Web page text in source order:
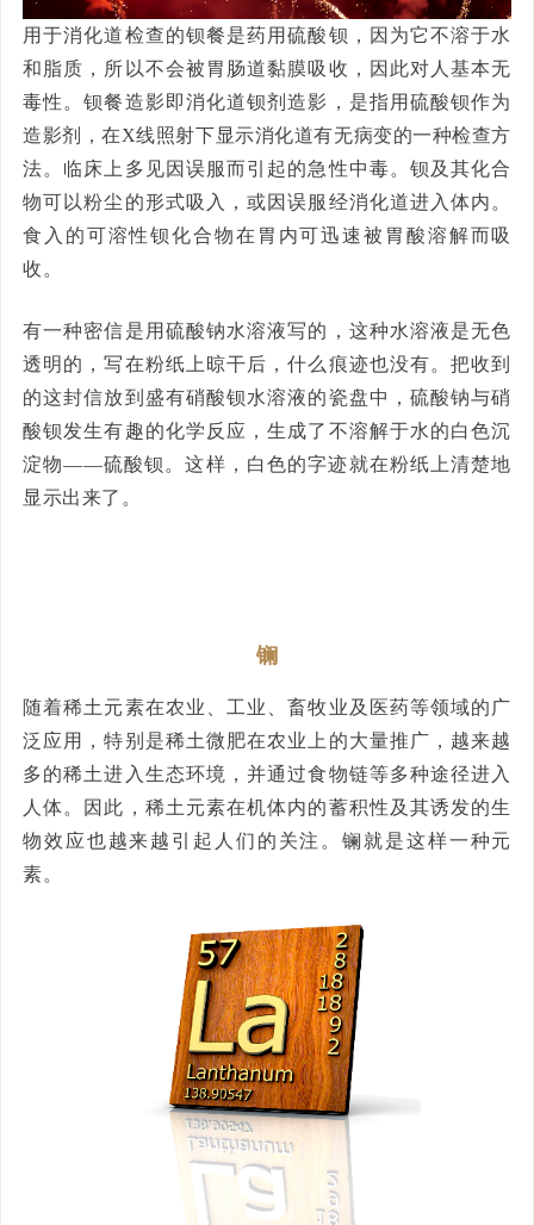
用于消化道检查的钡餐是药用硫酸钡，因为它不溶于水
和脂质，所以不会被胃肠道黏膜吸收，因此对人基本无
毒性。钡餐造影即消化道钡剂造影，是指用硫酸钡作为
造影剂，在X线照射下显示消化道有无病变的一种检查方
法。临床上多见因误服而引起的急性中毒。钡及其化合
物可以粉尘的形式吸入，或因误服经消化道进入体内。
食入的可溶性钡化合物在胃内可迅速被胃酸溶解而吸
收。
有一种密信是用硫酸钠水溶液写的，这种水溶液是无色
透明的，写在粉纸上晾干后，什么痕迹也没有。把收到
的这封信放到盛有硝酸钡水溶液的瓷盘中，硫酸钠与硝
酸钡发生有趣的化学反应，生成了不溶解于水的白色沉
淀物——硫酸钡。这样，白色的字迹就在粉纸上清楚地
显示出来了。
镧
随着稀土元素在农业、工业、畜牧业及医药等领域的广
泛应用，特别是稀土微肥在农业上的大量推广，越来越
多的稀土进入生态环境，并通过食物链等多种途径进入
人体。因此，稀土元素在机体内的蓄积性及其诱发的生
物效应也越来越引起人们的关注。镧就是这样一种元
素。